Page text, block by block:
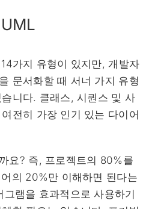
가지 유형이 있지만, 개발자
문서화할 때 서너 가지 유형
니다. 클래스, 시퀀스 및 사
전히 가장 인기 있는 다이어
요? 즉, 프로젝트의 80%를
의 20%만 이해하면 된다는
램을 효과적으로 사용하기